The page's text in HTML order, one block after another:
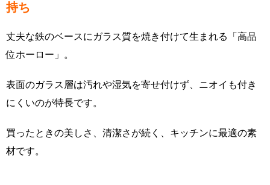
持ち
丈夫な鉄のベースにガラス質を焼き付けて生まれる「高品
位ホーロー」。
表面のガラス層は汚れや湿気を寄せ付けず、ニオイも付き
にくいのが特長です。
買ったときの美しさ、清潔さが続く、キッチンに最適の素
材です。